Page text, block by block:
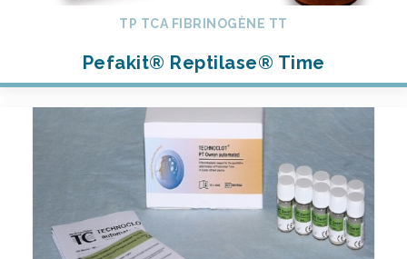
TP TCA FIBRINOGÈNE TT
Pefakit® Reptilase® Time